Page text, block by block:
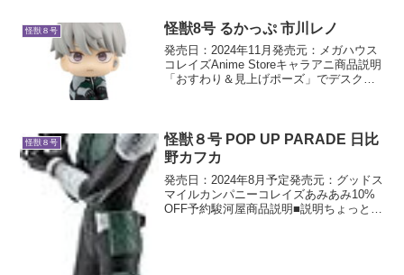
折りたたみコンテナ」が登場しました。
出雲...
怪獣８号 怪獣8号 るかっぷ 市川レノ
発売日：2024年11月発売元：メガハウス
コレイズAnime Storeキャラアニ商品説明
「おすわり＆見上げポーズ」でデスクに
怪獣８号
怪獣８号 POP UP PARADE 日比
野カフカ
発売日：2024年8月予定発売元：グッドス
マイルカンパニーコレイズあみあみ10%
OFF予約駿河屋商品説明■説明ちょっとほ